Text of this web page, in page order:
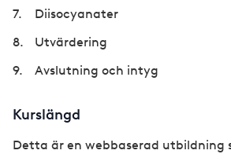
Diisocyanater
Utvärdering
Avslutning och intyg
Kurslängd
Detta är en webbaserad utbildning